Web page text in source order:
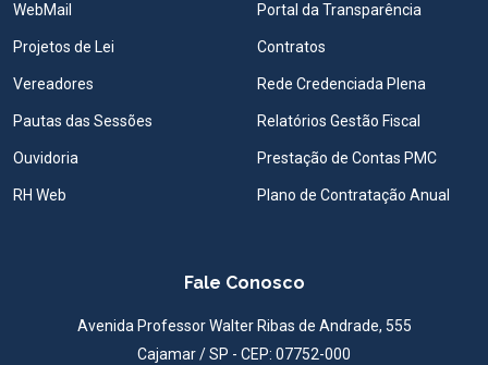
WebMail
Projetos de Lei
Vereadores
Pautas das Sessões
Ouvidoria
RH Web
Portal da Transparência
Contratos
Rede Credenciada Plena
Relatórios Gestão Fiscal
Prestação de Contas PMC
Plano de Contratação Anual
Fale Conosco
Avenida Professor Walter Ribas de Andrade, 555
Cajamar / SP - CEP: 07752-000